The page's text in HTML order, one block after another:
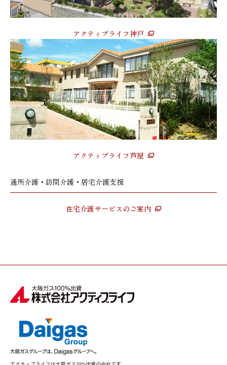
アクティブライフ神戸
アクティブライフ芦屋
通所介護・訪問介護・居宅介護支援
在宅介護サービスのご案内